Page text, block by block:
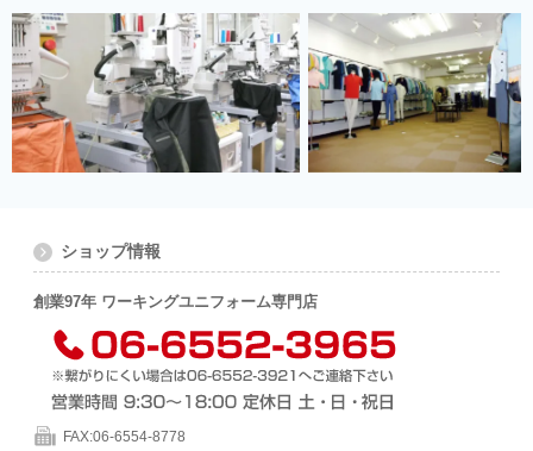
ショップ情報
創業97年 ワーキングユニフォーム専門店
FAX:06-6554-8778